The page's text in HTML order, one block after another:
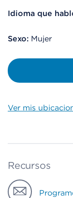
Idioma que
Sexo: Mujer
Ver mis
Recursos